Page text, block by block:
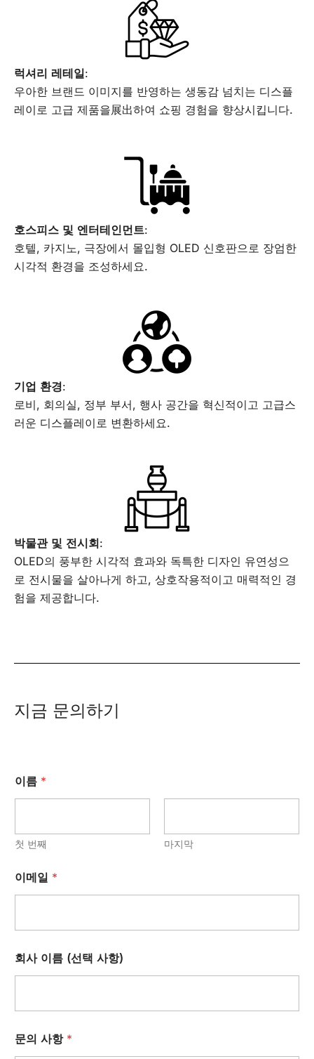
럭셔리 레테일:
우아한 브랜드 이미지를 반영하는 생동감 넘치는 디스플
레이로 고급 제품을展出하여 쇼핑 경험을 향상시킵니다.
호스피스 및 엔터테인먼트:
호텔, 카지노, 극장에서 몰입형 OLED 신호판으로 장엄한
시각적 환경을 조성하세요.
기업 환경:
로비, 회의실, 정부 부서, 행사 공간을 혁신적이고 고급스
러운 디스플레이로 변환하세요.
박물관 및 전시회:
OLED의 풍부한 시각적 효과와 독특한 디자인 유연성으
로 전시물을 살아나게 하고, 상호작용적이고 매력적인 경
험을 제공합니다.
지금 문의하기
이름 *
첫 번째 마지막
이메일 *
회사 이름 (선택 사항)
문의 사항 *